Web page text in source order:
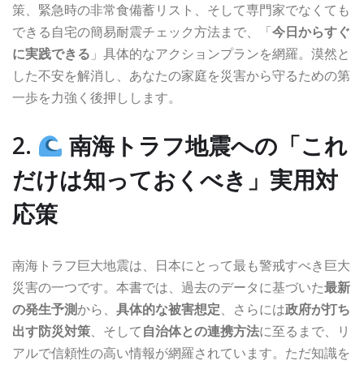
策、緊急時の非常食備蓄リスト、そして専門家でなくても
できる自宅の簡易耐震チェック方法まで、「今日からすぐ
に実践できる 」具体的なアクションプランを網羅。漠然と
した不安を解消し、あなたの家庭を災害から守るための第
一歩を力強く後押しします。
2.
南海トラフ地震への「これ
だけは知っておくべき」実用対
応策
南海トラフ巨大地震は、日本にとって最も警戒すべき巨大
災害の一つです。本書では、過去のデータに基づいた最新
の発生予測から、 具体的な被害想定、さらには政府が打ち
出す防災対策、そして自治体との連携方法に至るまで、リ
アルで信頼性の高い情報が網羅されています。ただ知識を